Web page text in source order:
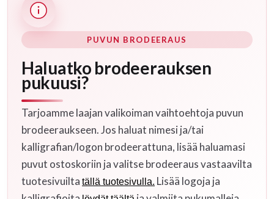
PUVUN BRODEERAUS
Haluatko brodeerauksen
pukuusi?
Tarjoamme laajan valikoiman vaihtoehtoja puvun
brodeeraukseen. Jos haluat nimesi ja/tai
kalligrafian/logon brodeerattuna, lisää haluamasi
puvut ostoskoriin ja valitse brodeeraus vastaavilta
tuotesivuilta tällä tuotesivulla. Lisää logoja ja